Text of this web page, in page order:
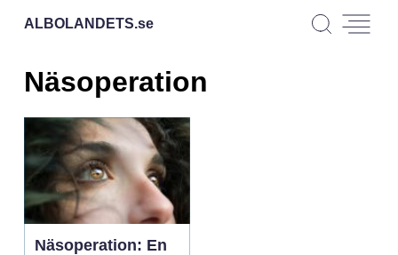
ALBOLANDETS.se
Näsoperation
Näsoperation: En